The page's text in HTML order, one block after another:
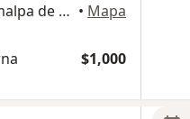
Vasco de Quiroga 3900, Cuajimalpa de Morelos • Mapa
$1,000